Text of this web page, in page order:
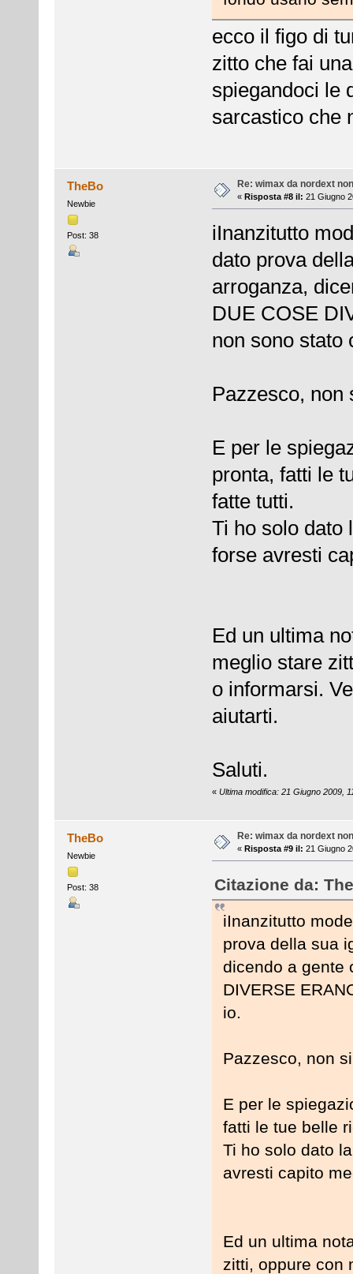
ecco il figo di
zitto che fai
spiegandoci le
sarcastico che
TheBo
Newbie
Post: 38
Re: wimax da nordext
« Risposta #8 il: 21 Giugno
iInanzitutto
dato prova
arroganza,
DUE COSE
non sono stato
Pazzesco, non
E per le
pronta, fatti le
fatte tutti.
Ti ho solo dato
forse avresti
Ed un ultima
meglio stare
o informarsi.
aiutarti.
Saluti.
« Ultima modifica: 21 Giugno 2009,
TheBo
Newbie
Post: 38
Re: wimax da nordext
« Risposta #9 il: 21 Giugno
Citazione da:
iInanzitutto
prova della sua
dicendo a gente
DIVERSE
io.
Pazzesco, non
E per le
fatti le tue belle
Ti ho solo dato
avresti capito
Ed un ultima
zitti, oppure con